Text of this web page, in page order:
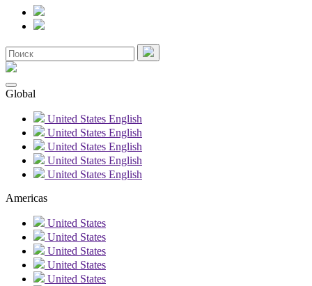
Global
United States English
United States English
United States English
United States English
United States English
Americas
United States
United States
United States
United States
United States